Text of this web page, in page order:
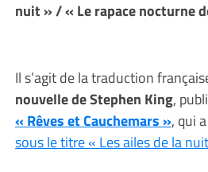
nuit » / « Le rapace nocturne
Il s’agit de la traduction
nouvelle de Stephen King,
« Rêves et Cauchemars », qui
sous le titre « Les ailes de la